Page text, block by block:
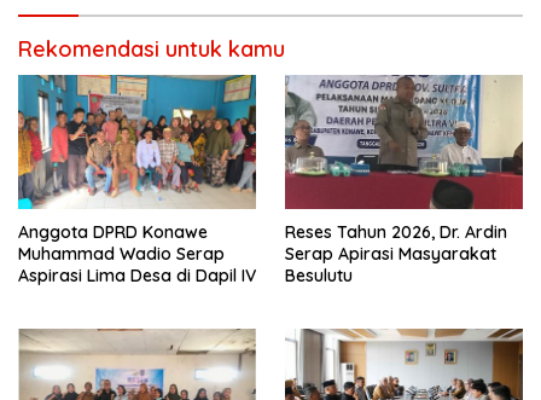
Rekomendasi untuk kamu
Anggota DPRD Konawe
Muhammad Wadio Serap
Aspirasi Lima Desa di Dapil IV
Reses Tahun 2026, Dr. Ardin
Serap Apirasi Masyarakat
Besulutu